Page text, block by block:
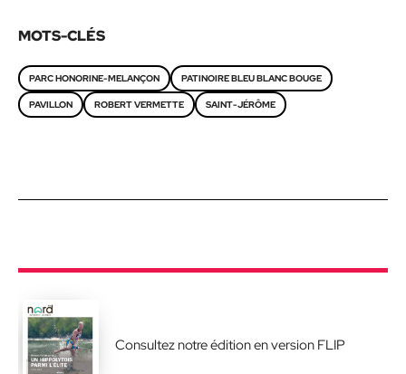
MOTS-CLÉS
PARC HONORINE-MELANÇON PATINOIRE BLEU BLANC BOUGE
PAVILLON ROBERT VERMETTE SAINT-JÉRÔME
Consultez notre édition en version FLIP